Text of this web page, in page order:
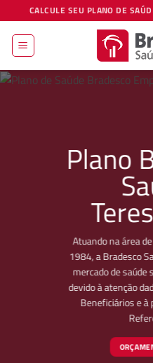
to
content
CALCULE SEU PLANO DE
Plano
Atuando na área
1984, a Bradesco
mercado de
devido à atenção
Beneficiários e à